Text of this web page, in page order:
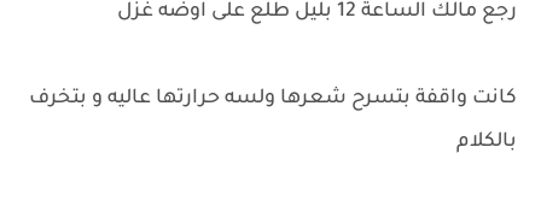
رجع مالك الساعة 12 بليل طلع على اوضه غزل
كانت واقفة بتسرح شعرها ولسه حرارتها عاليه و بتخرف
بالكلام